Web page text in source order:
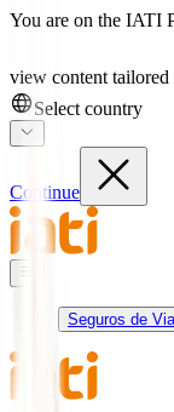
You are on the IATI
view content
Select country
Continue
Seguros de